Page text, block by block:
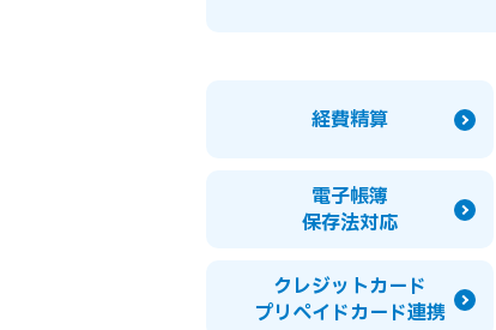
経費精算
電子帳簿
保存法対応
クレジットカード
プリペイドカード連携